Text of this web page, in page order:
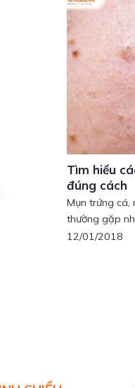
Tìm hiểu
đúng cách
Mụn trứng cá,
thường gặp
12/01/2018